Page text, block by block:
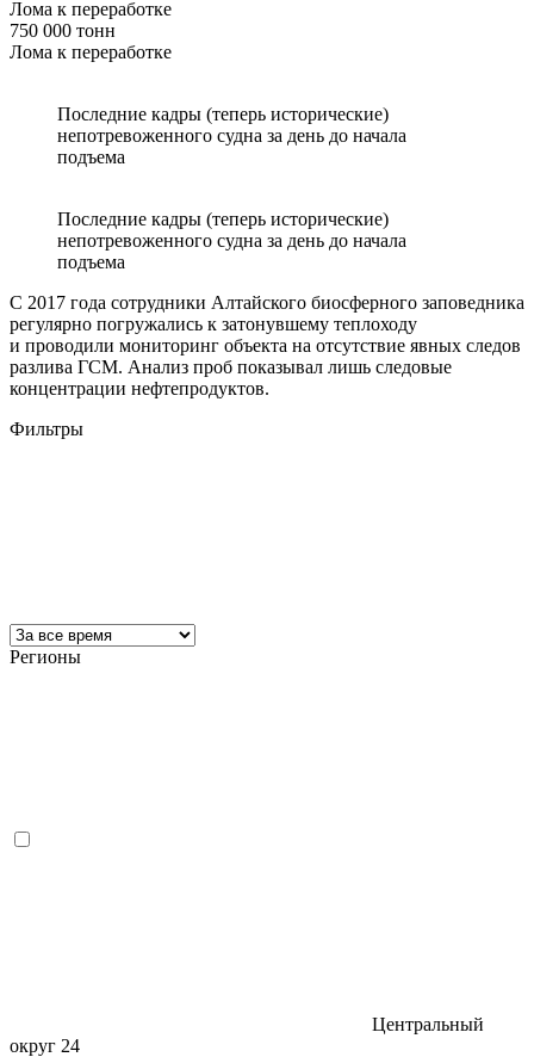
Лома к переработке
750 000 тонн
Лома к переработке
Последние кадры (теперь исторические)
непотревоженного судна за день до начала
подъема
Последние кадры (теперь исторические)
непотревоженного судна за день до начала
подъема
С 2017 года сотрудники Алтайского биосферного заповедника
регулярно погружались к затонувшему теплоходу
и проводили мониторинг объекта на отсутствие явных следов
разлива ГСМ. Анализ проб показывал лишь следовые
концентрации нефтепродуктов.
Фильтры
Регионы
Центральный
округ 24